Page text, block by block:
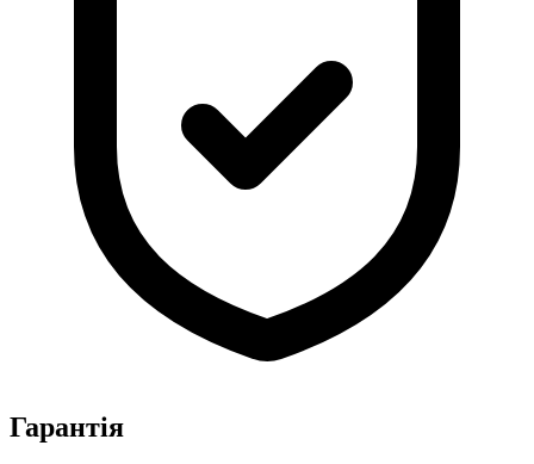
Гарантія